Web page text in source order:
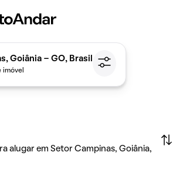
Goiânia - GO, Brasil
imóvel
alugar em Setor Campinas, Goiânia,